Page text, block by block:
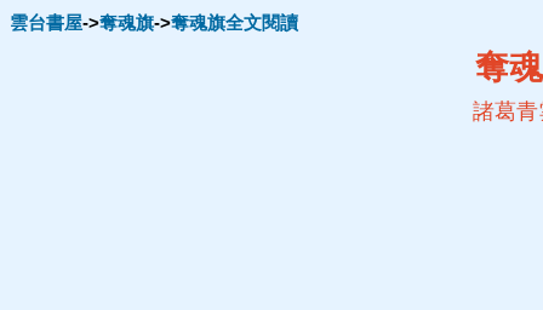
雲台書屋->奪魂旗->奪魂旗全文閱讀
奪
諸葛青